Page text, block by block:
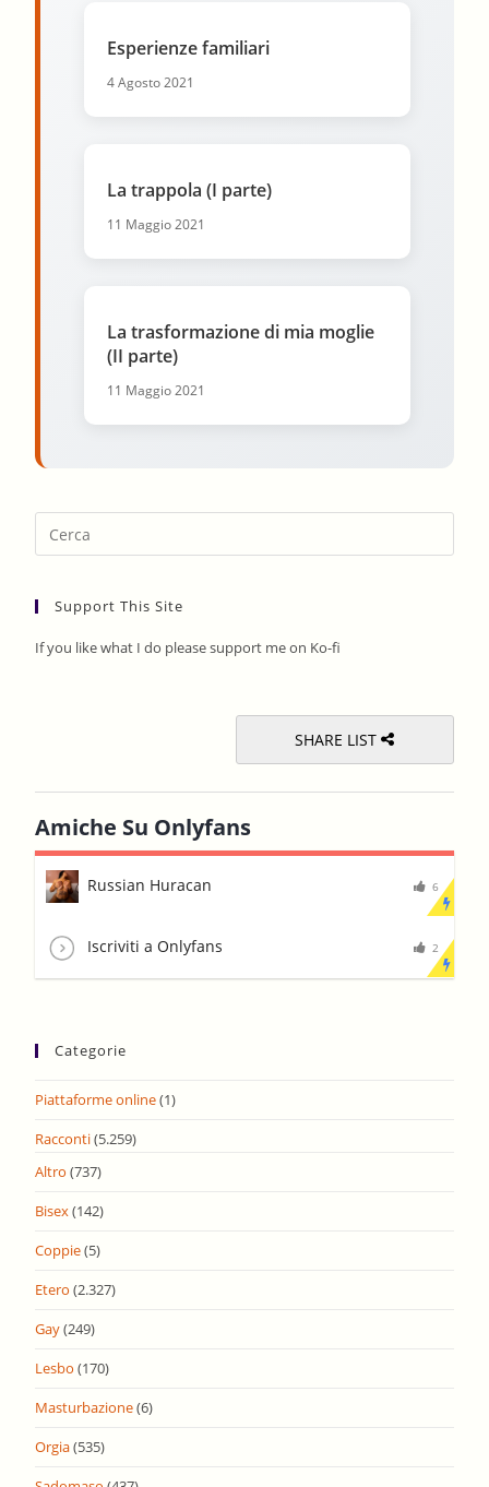
Esperienze familiari
4 Agosto 2021
La trappola (I parte)
11 Maggio 2021
La trasformazione di mia moglie
(II parte)
11 Maggio 2021
Support This Site
If you like what I do please support me on Ko-fi
SHARE LIST
Amiche Su Onlyfans
Russian Huracan 6
Iscriviti a Onlyfans 2
Categorie
Piattaforme online(1)
Racconti(5.259)
Altro (737)
Bisex(142)
Coppie(5)
Etero (2.327)
Gay(249)
Lesbo (170)
Masturbazione(6)
Orgia(535)